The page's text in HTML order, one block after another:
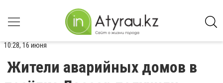
10:28, 16 июня
Жители аварийных домов в